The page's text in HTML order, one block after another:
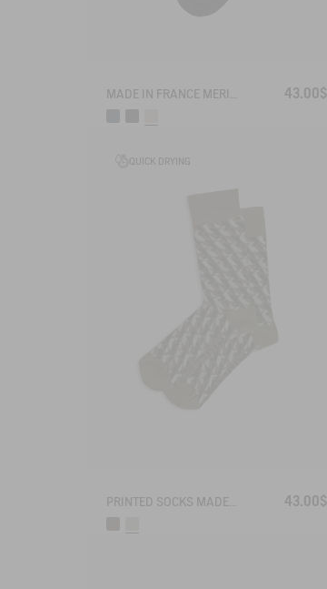
MADE IN FRANCE MERINOS WOOL SOCKS 43.00$
QUICK DRYING
PRINTED SOCKS MADE IN FRANCE 43.00$